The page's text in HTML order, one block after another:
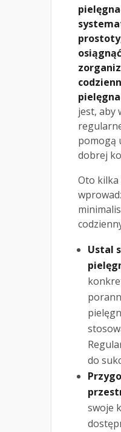
jest, aby
pomogą
dobrej
Oto
Ustal
do
swoje